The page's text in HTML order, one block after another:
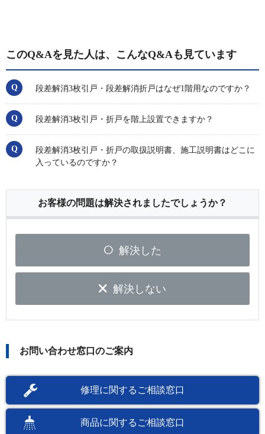
このQ&Aを見た人は、こんなQ&Aも見ています
段差解消3枚引戸・段差解消折戸はなぜ1階用なのですか？
段差解消3枚引戸・折戸を階上設置できますか？
段差解消3枚引戸・折戸の取扱説明書、施工説明書はどこに
入っているのですか？
お客様の問題は解決されましたでしょうか？
解決した
解決しない
お問い合わせ窓口のご案内
修理に関するご相談窓口
商品に関するご相談窓口